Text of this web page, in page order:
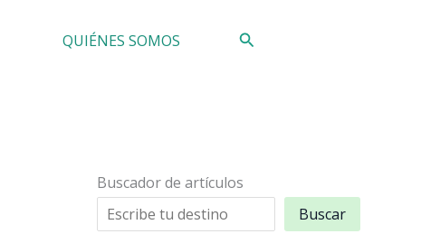
QUIÉNES SOMOS Buscar
Buscador de artículos
Buscar